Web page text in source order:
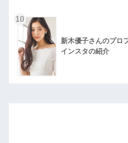
10
新木優子さんのプロ
インスタの紹介